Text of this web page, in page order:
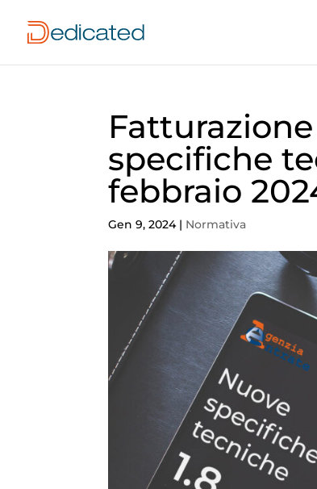
specifiche
febbraio
Gen 9, 2024| Normativa